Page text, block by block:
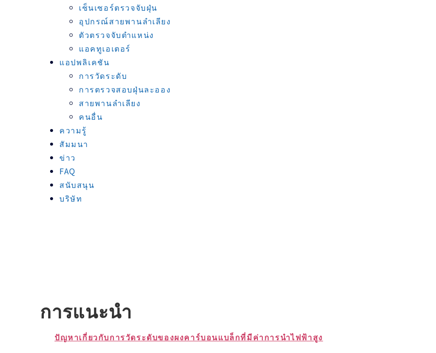
เซ็นเซอร์ตรวจจับฝุ่น
อุปกรณ์สายพานลำเลียง
ตัวตรวจจับตำแหน่ง
แอคทูเอเตอร์
แอปพลิเคชัน
การวัดระดับ
การตรวจสอบฝุ่นละออง
สายพานลำเลียง
คนอื่น
ความรู้
สัมมนา
ข่าว
FAQ
สนับสนุน
บริษัท
การแนะนำ
ปัญหาเกี่ยวกับการวัดระดับของผงคาร์บอนแบล็กที่มีค่าการนำไฟฟ้าสูง